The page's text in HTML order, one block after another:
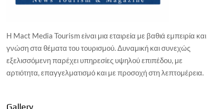
Η Mact Media Tourism είναι μια εταιρεία με βαθιά εμπειρία και
γνώση στα θέματα του τουρισμού. Δυναμική και συνεχώς
εξελισσόμενη παρέχει υπηρεσίες υψηλού επιπέδου, με
αρτιότητα, επαγγελματισμό και με προσοχή στη λεπτομέρεια.
Gallery